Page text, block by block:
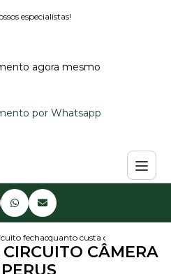
especialistas!
agora mesmo
por Whatsapp
fechado de cameras
quanto custa circuito camera
CÂMERA